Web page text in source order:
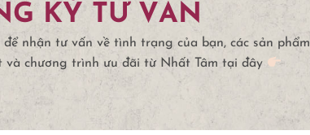
KÝ TƯ VẤN
nhận tư vấn về tình trạng của bạn, các sản phẩm
và chương trình ưu đãi từ Nhất Tâm tại đây